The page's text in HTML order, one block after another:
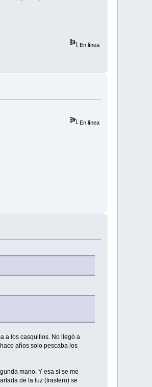
En línea
En línea
a los casquillos. No llegó a
años solo pescaba los
mano. Y esa si se me
de la luz (trastero) se